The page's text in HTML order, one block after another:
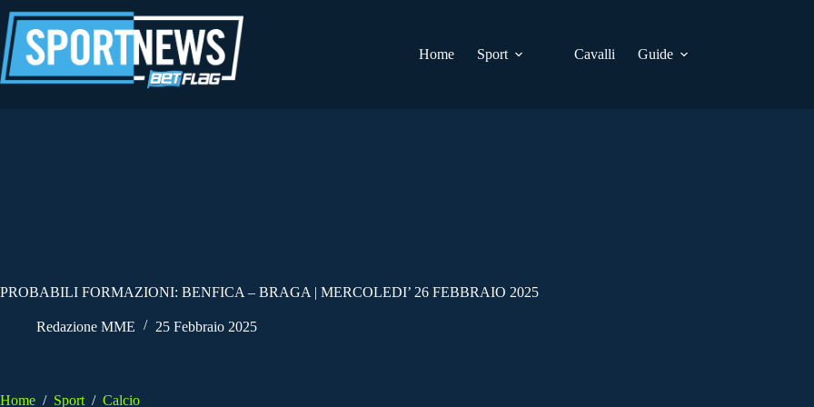
al
contenuto
Home
Sport Cavalli Guide
PROBABILI FORMAZIONI: BENFICA – BRAGA | MERCOLEDI’ 26 FEBBRAIO 2025
Redazione MME 25 Febbraio 2025
Home / Sport / Calcio